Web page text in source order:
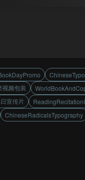
视频包装
宣传片
ChineseRadicalsTypography